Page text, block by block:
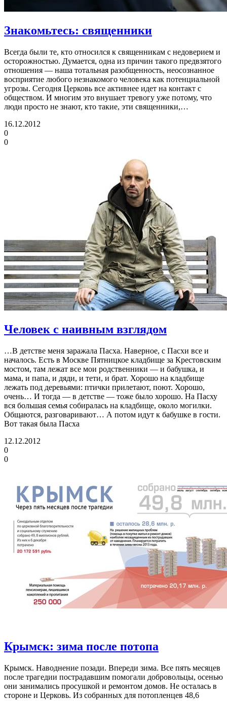
Знакомьтесь: священники
Всегда были те, кто относился к священникам с недоверием и
осторожностью. Думается, одна из причин такого предвзятого
отношения — наша тотальная разобщенность, неосознанное
восприятие любого незнакомого человека как потенциальной
угрозы. Сегодня Церковь все активнее идет на контакт с
обществом. И многим это внушает тревогу уже потому, что
люди просто не знают, кто такие, эти священники,…
16.12.2012
0
0
Человек с наивным взглядом
…В детстве меня заражала Пасха. Наверное, с Пасхи все и
началось. Есть в Москве Пятницкое кладбище за Крестовским
мостом, там лежат все мои родственники — и бабушка, и
мама, и папа, и дяди, и тети, и брат. Хорошо на кладбище
лежать под деревьями: птички прилетают, поют. Хорошо,
очень… И тогда — в детстве — тоже было хорошо. На Пасху
вся большая семья собиралась на кладбище, около могилки.
Общаются, разговаривают… А потом идут к бабушке в гости.
Вот такая была Пасха
12.12.2012
0
0
Крымск: зима после потопа
Крымск. Наводнение позади. Впереди зима. Все пять месяцев
после трагедии пострадавшим помогали добровольцы, осенью
они занимались просушкой и ремонтом домов. Не осталась в
стороне и Церковь. Из собранных для потопленцев 48,6